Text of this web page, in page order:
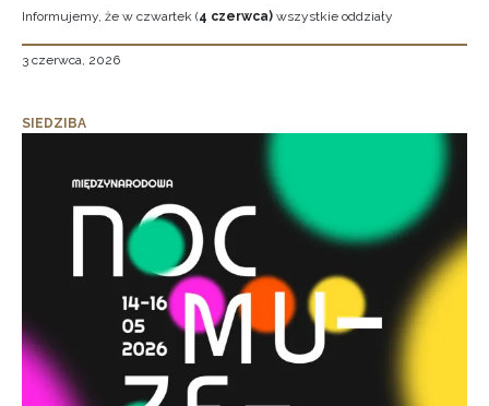
Informujemy, że w czwartek (4 czerwca) wszystkie oddziały
3 czerwca, 2026
SIEDZIBA